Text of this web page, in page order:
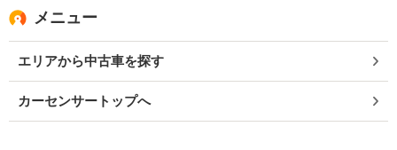
メニュー
エリアから中古車を探す
カーセンサートップへ